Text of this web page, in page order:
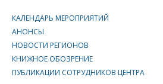
КАЛЕНДАРЬ МЕРОПРИЯТИЙ
АНОНСЫ
НОВОСТИ РЕГИОНОВ
КНИЖНОЕ ОБОЗРЕНИЕ
ПУБЛИКАЦИИ СОТРУДНИКОВ ЦЕНТРА